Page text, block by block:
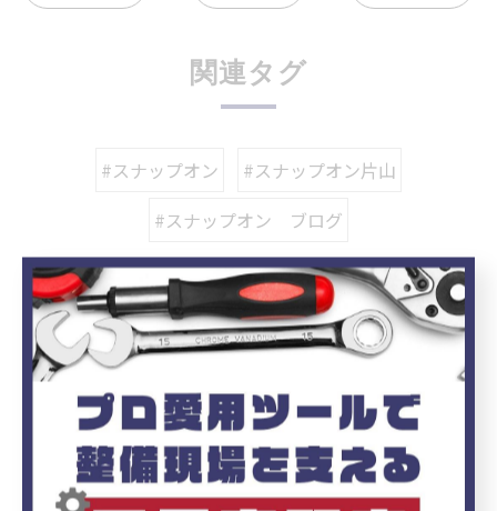
関連タグ
#スナップオン
#スナップオン片山
#スナップオン ブログ
カテゴリー Categories
全てのカテゴリー
ブログ
お知らせ